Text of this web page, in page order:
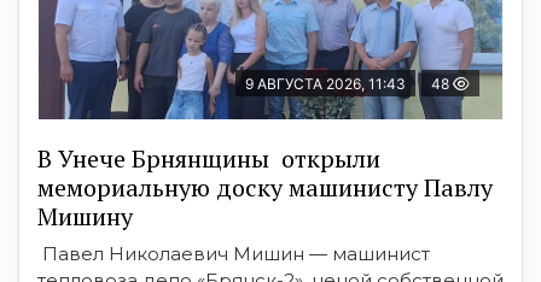
9 АВГУСТА 2026, 11:43 48
В Унече Брнянщины открыли
мемориальную доску машинисту Павлу
Мишину
Павел Николаевич Мишин — машинист